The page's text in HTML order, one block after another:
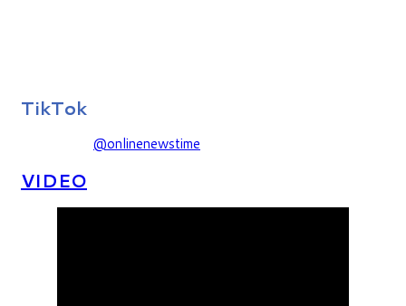
TikTok
@onlinenewstime
VIDEO